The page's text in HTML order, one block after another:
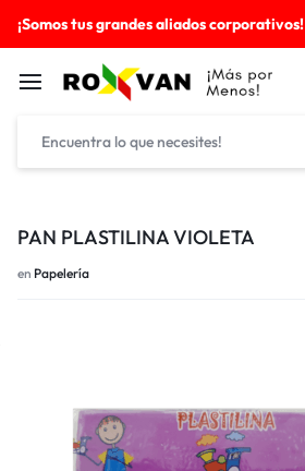
¡Somos tus grandes aliados corporativos!
PAN PLASTILINA VIOLETA
en Papelería